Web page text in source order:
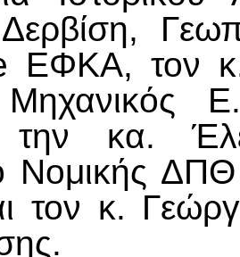
τον κ.
κα.
Νομικής
τον κ.